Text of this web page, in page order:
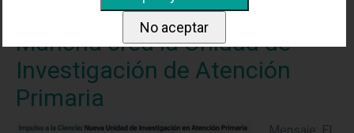
El Gobierno de Castilla-La
Mancha crea la Unidad de
Investigación de Atención
Primaria